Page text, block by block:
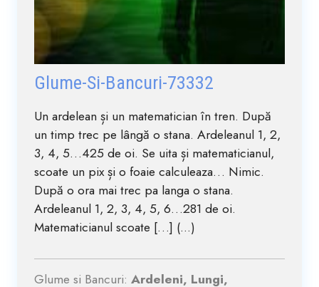
Glume-Si-Bancuri-73332
Un ardelean și un matematician în tren. După
un timp trec pe lângă o stana. Ardeleanul 1, 2,
3, 4, 5…425 de oi. Se uita și matematicianul,
scoate un pix și o foaie calculeaza… Nimic.
După o ora mai trec pa langa o stana.
Ardeleanul 1, 2, 3, 4, 5, 6…281 de oi.
Matematicianul scoate […] (...)
Glume si Bancuri: Ardeleni, Lungi,